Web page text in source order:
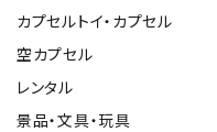
カプセルトイ・カプセル
空カプセル
レンタル
景品・文具・玩具